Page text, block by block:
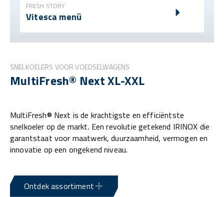
FRESH STORY
Vitesca menü
SNELKOELERS VOOR VOEDSELWAGENS
MultiFresh® Next XL-XXL
MultiFresh® Next is de krachtigste en efficiëntste
snelkoeler op de markt. Een revolutie getekend IRINOX die
garantstaat voor maatwerk, duurzaamheid, vermogen en
innovatie op een ongekend niveau.
Ontdek assortiment